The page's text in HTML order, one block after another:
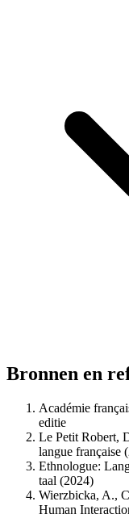
Bronnen en
Académie
editie
Le Petit Robert,
langue française
Ethnologue:
taal (2024)
Wierzbicka, A.,
Human